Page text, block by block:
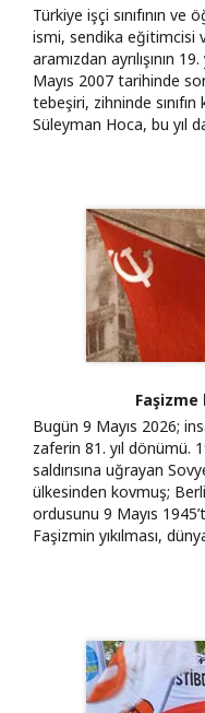
Türkiye işçi sınıfının
ismi, sendika eğitimcisi
aramızdan ayrılışının
Mayıs 2007 tarihinde
tebeşiri, zihninde
Süleyman Hoca, bu yıl
Faşizme
Bugün 9 Mayıs 2026;
zaferin 81. yıl dönümü.
saldırısına uğrayan
ülkesinden kovmuş;
ordusunu 9 Mayıs
Faşizmin yıkılması,